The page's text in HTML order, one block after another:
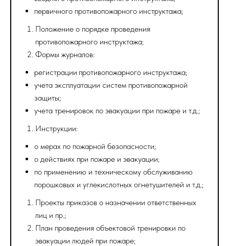
первичного противопожарного инструктажа;
Положение о порядке проведения
противопожарного инструктажа;
Формы журналов:
регистрации противопожарного инструктажа;
учета эксплуатации систем противопожарной
защиты;
учета тренировок по эвакуации при пожаре и т.д.;
Инструкции:
о мерах по пожарной безопасности;
о действиях при пожаре и эвакуации;
по применению и техническому обслуживанию
порошковых и углекислотных огнетушителей и т.д.;
Проекты приказов о назначении ответственных
лиц и пр.;
План проведения объектовой тренировки по
эвакуации людей при пожаре;